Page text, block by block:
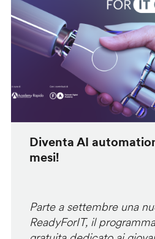
Diventa AI
mesi!
Parte a settembre una
ReadyForIT, il